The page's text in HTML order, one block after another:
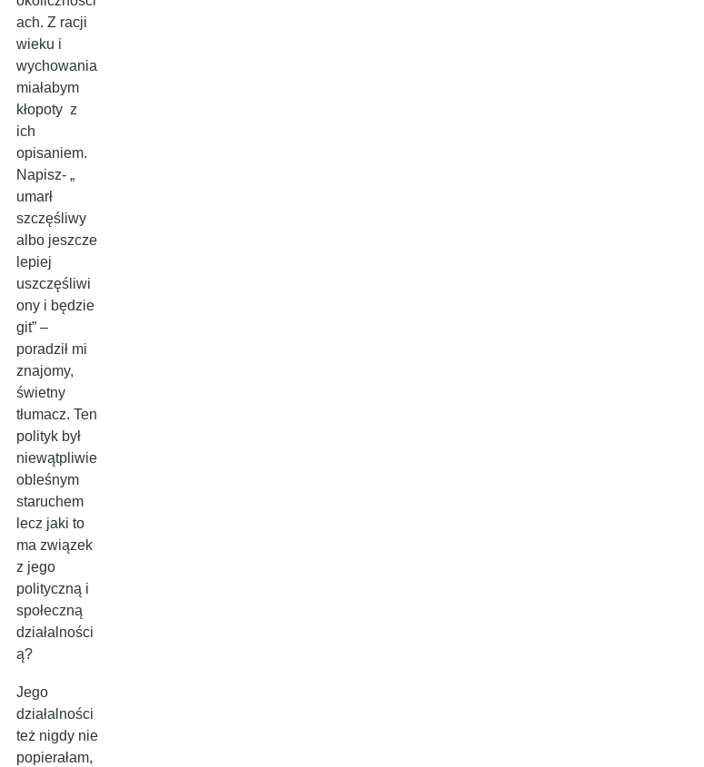
ach. Z racji
wieku i
wychowania
miałabym
kłopoty z
ich
opisaniem.
Napisz- „
umarł
szczęśliwy
albo jeszcze
lepiej
uszczęśliwi
ony i będzie
git” –
poradził mi
znajomy,
świetny
tłumacz. Ten
polityk był
niewątpliwie
obleśnym
staruchem
lecz jaki to
ma związek
z jego
polityczną i
społeczną
działalności
ą?
Jego
działalności
też nigdy nie
popierałam,